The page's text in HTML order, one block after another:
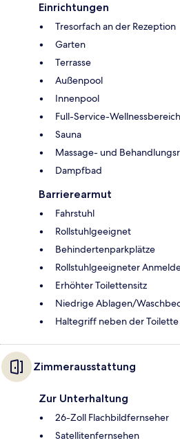
Einrichtungen
Tresorfach an der Rezeption
Garten
Terrasse
Außenpool
Innenpool
Full-Service-Wellnessbereich
Sauna
Massage- und
Dampfbad
Barrierearmut
Fahrstuhl
Rollstuhlgeeignet
Behindertenparkplätze
Rollstuhlgeeigneter
Erhöhter Toilettensitz
Niedrige Ablagen/
Haltegriff neben der Toilette
Zimmerausstattung
Zur Unterhaltung
26-Zoll Flachbildfernseher
Satellitenfernsehen